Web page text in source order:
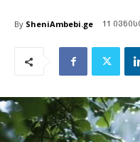
By SheniAmbebi.ge 11